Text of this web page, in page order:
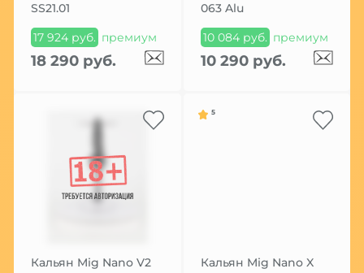
SS21.01
17 924 руб. премиум
18 290 руб.
063 Alu
10 084 руб. премиум
10 290 руб.
Кальян Mig Nano V2
5
Кальян Mig Nano X